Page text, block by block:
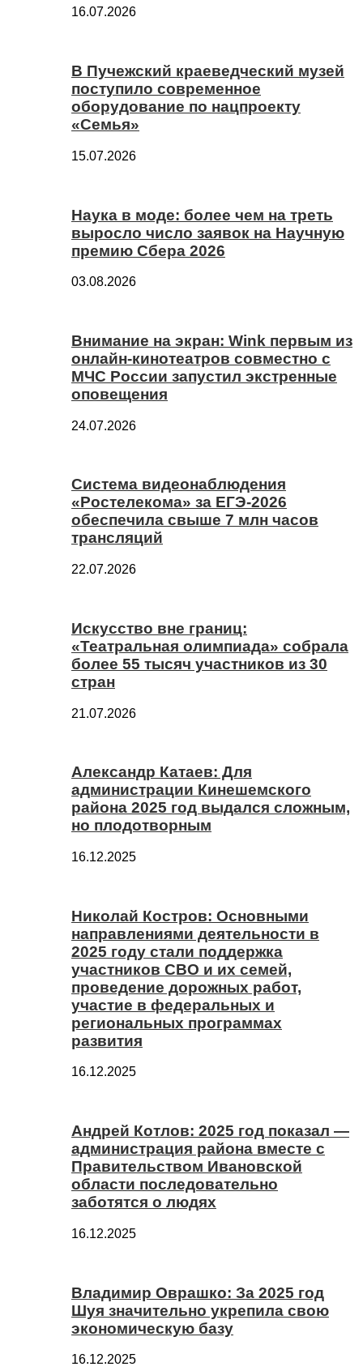
16.07.2026
В Пучежский краеведческий музей
поступило современное
оборудование по нацпроекту
«Семья»
15.07.2026
Наука в моде: более чем на треть
выросло число заявок на Научную
премию Сбера 2026
03.08.2026
Внимание на экран: Wink первым из
онлайн-кинотеатров совместно с
МЧС России запустил экстренные
оповещения
24.07.2026
Система видеонаблюдения
«Ростелекома» за ЕГЭ-2026
обеспечила свыше 7 млн часов
трансляций
22.07.2026
Искусство вне границ:
«Театральная олимпиада» собрала
более 55 тысяч участников из 30
стран
21.07.2026
Александр Катаев: Для
администрации Кинешемского
района 2025 год выдался сложным,
но плодотворным
16.12.2025
Николай Костров: Основными
направлениями деятельности в
2025 году стали поддержка
участников СВО и их семей,
проведение дорожных работ,
участие в федеральных и
региональных программах
развития
16.12.2025
Андрей Котлов: 2025 год показал —
администрация района вместе с
Правительством Ивановской
области последовательно
заботятся о людях
16.12.2025
Владимир Оврашко: За 2025 год
Шуя значительно укрепила свою
экономическую базу
16.12.2025